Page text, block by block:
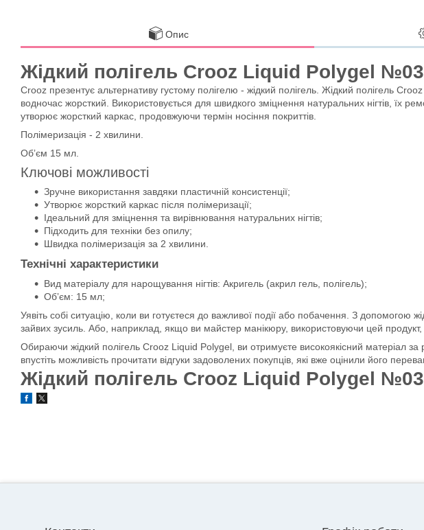
Опис
Жідкий полігель Crooz Liquid Polygel
Crooz презентує альтернативу густому полігелю - жідкий полігель. Жідкий полігель
водночас жорсткий. Використовується для швидкого зміцнення натуральних нігтів, їх
утворює жорсткий каркас, продовжуючи термін носіння покриттів.
Полімеризація - 2 хвилини.
Обʼєм 15 мл.
Ключові можливості
Зручне використання завдяки пластичній консистенції;
Утворює жорсткий каркас після полімеризації;
Ідеальний для зміцнення та вирівнювання натуральних нігтів;
Підходить для техніки без опилу;
Швидка полімеризація за 2 хвилини.
Технічні характеристики
Вид матеріалу для нарощування нігтів: Акригель (акрил гель, полігель);
Обʼєм: 15 мл;
Уявіть собі ситуацію, коли ви готуєтеся до важливої події або побачення. З допомогою
зайвих зусиль. Або, наприклад, якщо ви майстер манікюру, використовуючи цей продукт,
Обираючи жідкий полігель Crooz Liquid Polygel, ви отримуєте високоякісний матеріал
впустіть можливість прочитати відгуки задоволених покупців, які вже оцінили його
Жідкий полігель Crooz Liquid Polygel